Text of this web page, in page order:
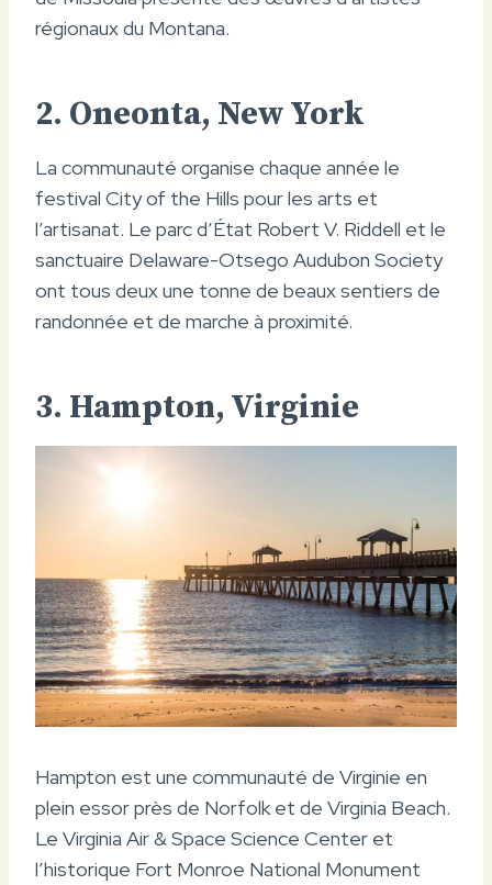
régionaux du Montana.
2. Oneonta, New York
La communauté organise chaque année le
festival City of the Hills pour les arts et
l’artisanat. Le parc d’État Robert V. Riddell et le
sanctuaire Delaware-Otsego Audubon Society
ont tous deux une tonne de beaux sentiers de
randonnée et de marche à proximité.
3. Hampton, Virginie
Hampton est une communauté de Virginie en
plein essor près de Norfolk et de Virginia Beach.
Le Virginia Air & Space Science Center et
l’historique Fort Monroe National Monument